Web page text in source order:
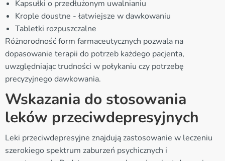
Kapsułki o przedłużonym uwalnianiu
Krople doustne - łatwiejsze w dawkowaniu
Tabletki rozpuszczalne
Różnorodność form farmaceutycznych pozwala na
dopasowanie terapii do potrzeb każdego pacjenta,
uwzględniając trudności w połykaniu czy potrzebę
precyzyjnego dawkowania.
Wskazania do stosowania
leków przeciwdepresyjnych
Leki przeciwdepresyjne znajdują zastosowanie w leczeniu
szerokiego spektrum zaburzeń psychicznych i